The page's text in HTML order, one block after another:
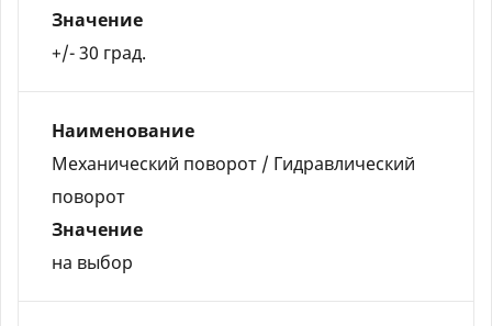
Значение
+/- 30 град.
Наименование
Механический поворот / Гидравлический
поворот
Значение
на выбор